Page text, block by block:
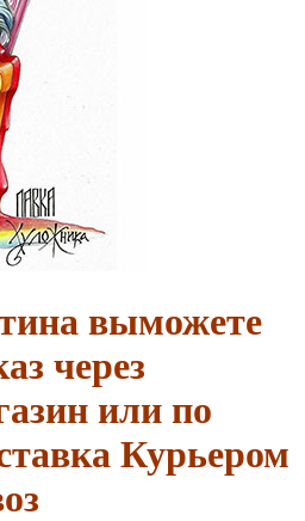
выможете
через
или по
Курьером